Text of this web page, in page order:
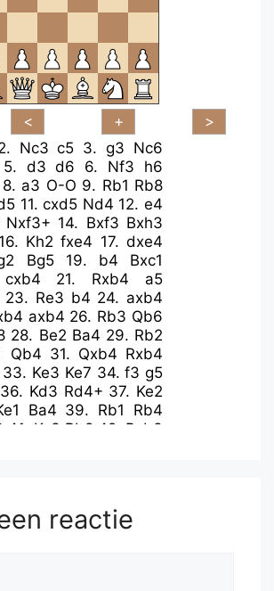
Nc3 c5 3.g3 Nc6
5. d3 d6 6. Nf3
h6
8. a3 O-O 9. Rb1 Rb8
11.cxd5 Nd4 12.e4
Nxf3+ 14. Bxf3 Bxh3
16. Kh2 fxe4 17.dxe4
Bg5 19. b4
Bxc1
cxb4 21. Rxb4
a5
23. Re3 b4 24. axb4
axb4 26. Rb3 Qb6
28. Be2 Ba4 29. Rb2
Qb4 31. Qxb4 Rxb4
33. Ke3 Ke7 34.f3 g5
36. Kd3 Rd4+ 37. Ke2
Ba4 39. Rb1
Rb4
41. Kc3 Rb8 42. Bxb3
d6 e3 53.d7 e2
reactie